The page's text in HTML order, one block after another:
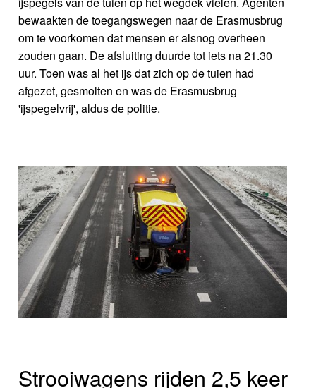
bewaakten de toegangswegen naar de Erasmusbrug
om te voorkomen dat mensen er alsnog overheen
zouden gaan. De afsluiting duurde tot iets na 21.30
uur. Toen was al het ijs dat zich op de tuien had
afgezet, gesmolten en was de Erasmusbrug
'ijspegelvrij', aldus de politie.
Strooiwagens rijden 2,5 keer